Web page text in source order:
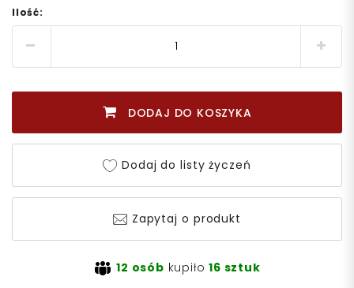
Ilość:
DODAJ DO KOSZYKA
Dodaj do listy życzeń
Zapytaj o produkt
12 osób kupiło16 sztuk